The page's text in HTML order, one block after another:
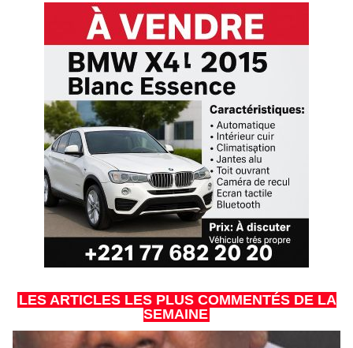
LES ARTICLES LES PLUS COMMENTÉS DE LA
SEMAINE